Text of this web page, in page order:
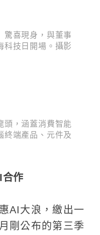
驚喜現身，與董事
科技日開場。攝影
頭，涵蓋消費智能
終端產品、元件及
作
AI大浪，繳出一
剛公布的第三季